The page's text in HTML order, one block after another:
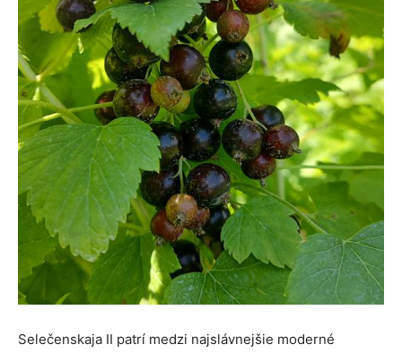
Selečenskaja II patrí medzi najslávnejšie moderné